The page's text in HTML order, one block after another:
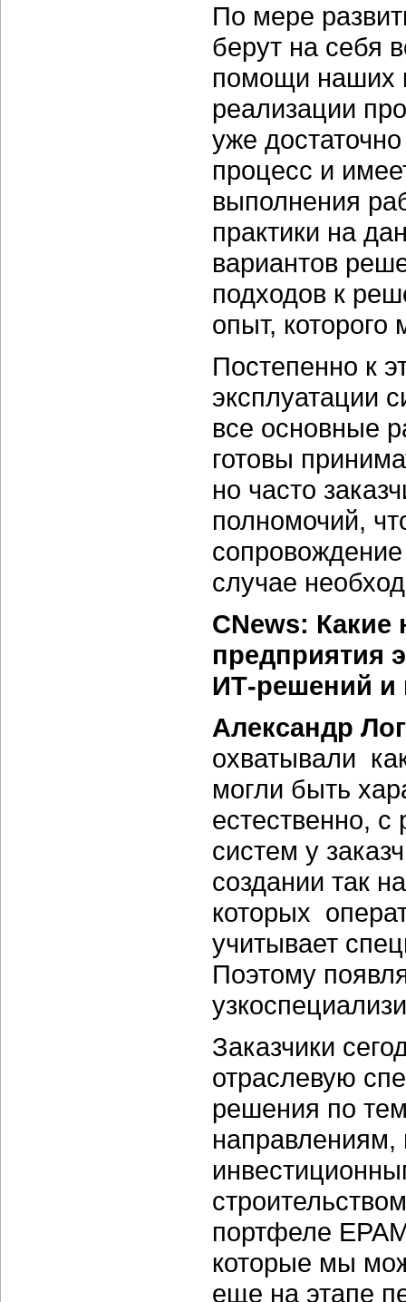
По мере
берут на себя
помощи наших
реализации
уже
процесс и
выполнения
практики на
вариантов
подходов к
опыт,
Постепенно к
эксплуатации
все основные
готовы
но часто
полномочий,
случае
CNews: Какие
предприятия
ИТ-решений и
Александр
охватывали
могли быть
естественно, с
систем у
создании так
которых
учитывает
Поэтому
Заказчики
отраслевую
решения по
направлениям,
портфеле
которые мы
еще на этапе